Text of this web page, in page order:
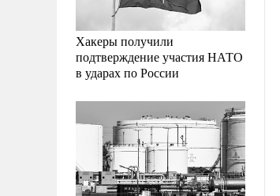
Хакеры получили
подтверждение участия НАТО
в ударах по России